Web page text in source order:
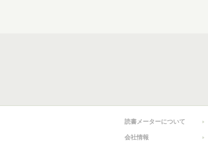
読書メーターについて
会社情報